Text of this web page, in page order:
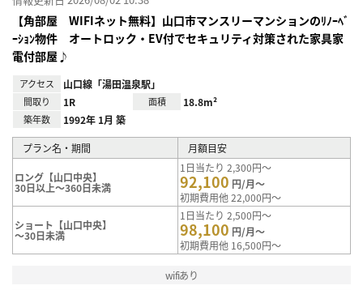
【角部屋 WIFIネット無料】山口市マンスリーマンションのﾘﾉｰﾍﾞ
ｰｼｮﾝ物件 オートロック・EV付でセキュリティ対策された家具家
電付部屋♪
アクセス 山口線「湯田温泉駅」
間取り 1R 面積 18.8m²
築年数 1992年 1月 築
プラン名・期間 月額目安
ロング【山口中央】
30日以上～360日未満
1日当たり 2,300円～
92,100 円/月～
初期費用他 22,000円～
ショート【山口中央】
～30日未満
1日当たり 2,500円～
98,100 円/月～
初期費用他 16,500円～
wifiあり